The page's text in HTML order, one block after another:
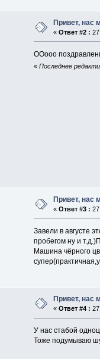
Привет, нас
« Ответ #2 :
ООооо
«Последнее
Привет, нас
« Ответ #3 :
Завели в августе
пробегом ну и
Машина чёрного
Привет, нас
« Ответ #4 :
У нас стабой
Тоже подумываю